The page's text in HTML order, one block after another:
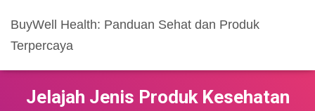
BuyWell Health: Panduan Sehat dan Produk
Terpercaya
Jelajah Jenis Produk Kesehatan